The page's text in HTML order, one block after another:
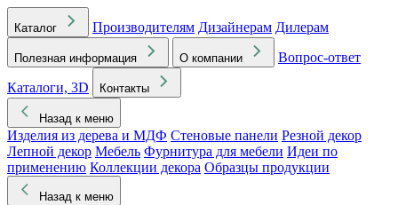
Каталог Производителям Дизайнерам Дилерам
Полезная информация О компании
Вопрос-ответ
Каталоги, 3D
Контакты
Назад к меню
Изделия из дерева и МДФ Стеновые панели Резной декор
Лепной декор Мебель Фурнитура для мебели Идеи по
применению Коллекции декора Образцы продукции
Назад к меню